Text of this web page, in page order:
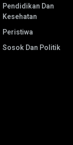
Pendidikan Dan
Kesehatan
Peristiwa
Sosok Dan Politik